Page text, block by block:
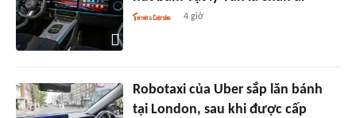
4 giờ
Robotaxi của Uber sắp lăn bánh
tại London, sau khi được cấp